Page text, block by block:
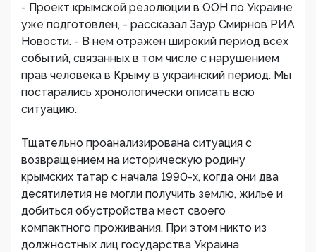
- Проект крымской резолюции в ООН по Украине
уже подготовлен, - рассказал Заур Смирнов РИА
Новости. - В нем отражен широкий период всех
событий, связанных в том числе с нарушением
прав человека в Крыму в украинский период. Мы
постарались хронологически описать всю
ситуацию.
Тщательно проанализирована ситуация с
возвращением на историческую родину
крымских татар с начала 1990-х, когда они два
десятилетия не могли получить землю, жилье и
добиться обустройства мест своего
компактного проживания. При этом никто из
должностных лиц государства Украина